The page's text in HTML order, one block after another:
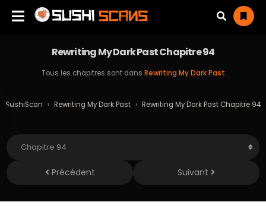
Rewriting My Dark Past Chapitre 94
Tous les chapitres sont dans Rewriting My Dark Past
SushiScan › Rewriting My Dark Past › Rewriting My Dark Past Chapitre 94
Précédent Suivant